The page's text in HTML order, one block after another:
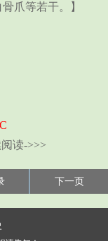
爪等若干。】
读->>>
下一页